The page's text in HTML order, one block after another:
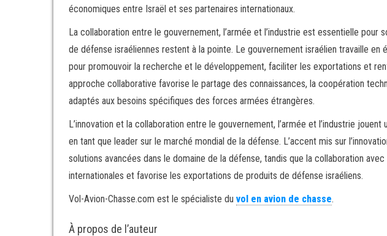
économiques entre Israël et ses partenaires internationaux.
La collaboration entre le gouvernement, l’armée et l’industrie est essentielle pour
de défense israéliennes restent à la pointe. Le gouvernement israélien travaille en
pour promouvoir la recherche et le développement, faciliter les exportations et
approche collaborative favorise le partage des connaissances, la coopération
adaptés aux besoins spécifiques des forces armées étrangères.
L’innovation et la collaboration entre le gouvernement, l’armée et l’industrie
en tant que leader sur le marché mondial de la défense. L’accent mis sur
solutions avancées dans le domaine de la défense, tandis que la collaboration
internationales et favorise les exportations de produits de défense israéliens.
Vol-Avion-Chasse.com est le spécialiste du vol en avion de chasse.
À propos de l’auteur